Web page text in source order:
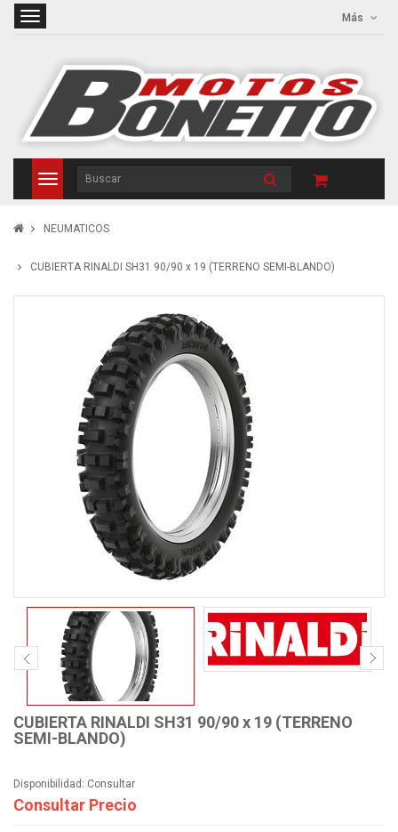
Más
NEUMATICOS
CUBIERTA RINALDI SH31 90/90 x 19 (TERRENO SEMI-BLANDO)
CUBIERTA RINALDI SH31 90/90 x 19 (TERRENO
SEMI-BLANDO)
Disponibilidad: Consultar
Consultar Precio